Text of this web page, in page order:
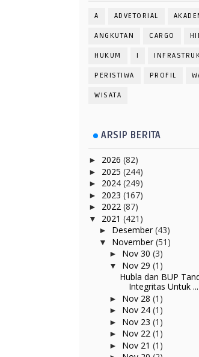
A ADVETORIAL
ANGKUTAN CARGO
HUKUM I
PERISTIWA PROFIL
WISATA
ARSIP BERITA
► 2026 (82)
► 2025 (244)
► 2024 (249)
► 2023 (167)
► 2022 (87)
▼ 2021 (421)
► Desember(43)
▼ November(51)
► Nov 30 (3)
▼ Nov 29 (1)
Hubla dan BUP
Integritas Untuk ...
► Nov 28 (1)
► Nov 24 (1)
► Nov 23 (1)
► Nov 22 (1)
► Nov 21 (1)